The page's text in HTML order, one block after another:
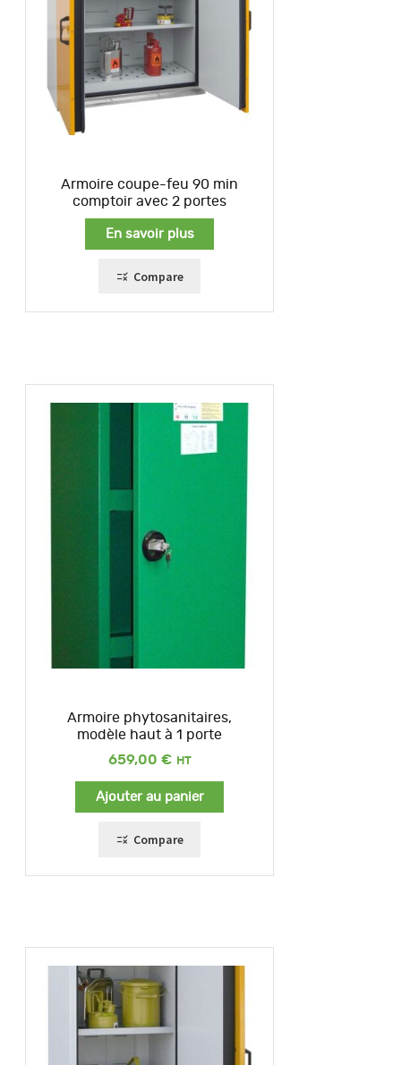
Armoire coupe-feu 90 min
comptoir avec 2 portes
En savoir plus
Compare
Armoire phytosanitaires,
modèle haut à 1 porte
659,00 €
Ajouter au panier
Compare